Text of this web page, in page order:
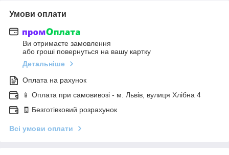
Умови оплати
Ви отримаєте замовлення
або гроші повернуться на вашу картку
Детальніше
Оплата на рахунок
📱 Оплата при самовивозі - м. Львів, вулиця Хлібна 4
🧾 Безготівковий розрахунок
Всі умови оплати